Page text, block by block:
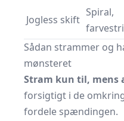
Jogless skift
Spiral,
Sådan strammer og
mønsteret
Stram kun til, mens
forsigtigt i de
fordele spændingen.